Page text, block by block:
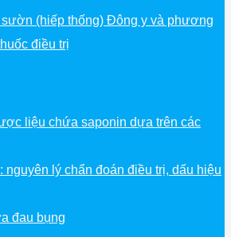
(hiếp thống) Đông y và phương
điều trị
liệu chứa saponin dựa trên các
nguyên lý chẩn đoán điều trị, dấu hiệu
đau bụng